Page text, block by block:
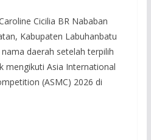
Cicilia BR Nababan
Kabupaten Labuhanbatu
daerah setelah terpilih
mengikuti Asia International
(ASMC) 2026 di